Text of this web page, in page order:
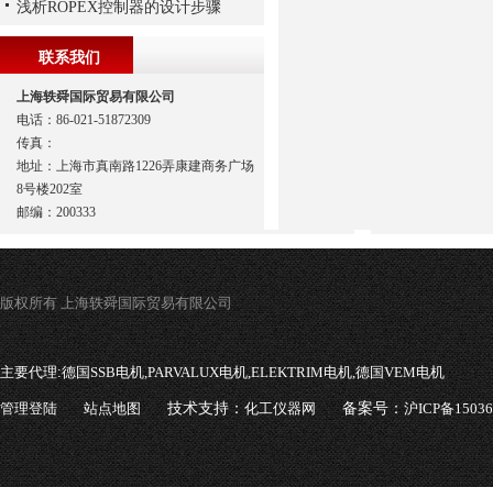
浅析ROPEX控制器的设计步骤
联系我们
上海轶舜国际贸易有限公司
电话：86-021-51872309
传真：
地址：上海市真南路1226弄康建商务广场
8号楼202室
邮编：200333
版权所有 上海轶舜国际贸易有限公司
主要代理:德国SSB电机,PARVALUX电机,ELEKTRIM电机,德国VEM电机
管理登陆 站点地图 技术支持：化工仪器网 备案号：沪ICP备